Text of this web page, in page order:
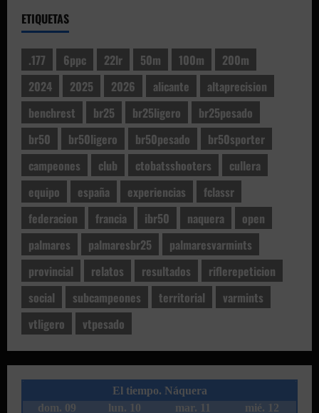
ETIQUETAS
.177 6ppc 22lr 50m 100m
200m
2024
2025 2026 alicante
altaprecision
benchrest
br25 br25ligero
br25pesado
br50
br50ligero br50pesado
br50sporter
campeones
club ctobatsshooters
cullera
equipo
españa experiencias
fclassr
federacion
francia ibr50 naquera
open
palmares
palmaresbr25
palmaresvarmints
provincial
relatos resultados
riflerepeticion
social
subcampeones territorial
varmints
vtligero
vtpesado